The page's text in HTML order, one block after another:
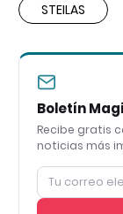
STEILAS
Boletín
Recibe gratis
noticias más